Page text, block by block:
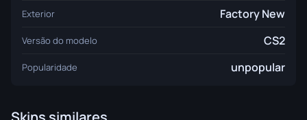
Exterior Factory New
Versão do modelo CS2
Popularidade unpopular